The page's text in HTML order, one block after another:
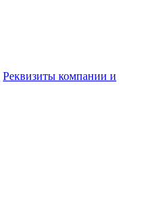
Реквизиты компании и